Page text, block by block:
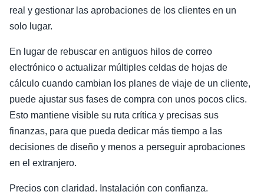
real y gestionar las aprobaciones de los clientes en un
solo lugar.
En lugar de rebuscar en antiguos hilos de correo
electrónico o actualizar múltiples celdas de hojas de
cálculo cuando cambian los planes de viaje de un cliente,
puede ajustar sus fases de compra con unos pocos clics.
Esto mantiene visible su ruta crítica y precisas sus
finanzas, para que pueda dedicar más tiempo a las
decisiones de diseño y menos a perseguir aprobaciones
en el extranjero.
Precios con claridad. Instalación con confianza.